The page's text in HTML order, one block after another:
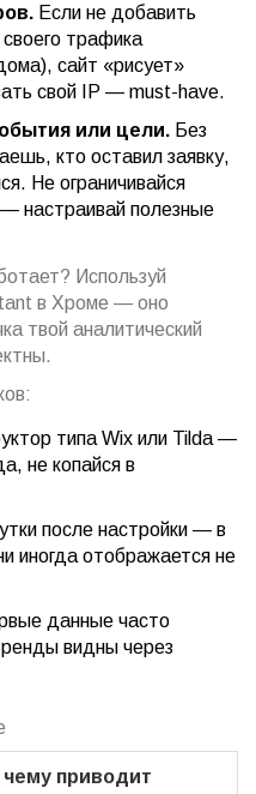
Если не добавить
трафика
сайт «рисует»
свой IP — must-have.
или цели. Без
кто оставил заявку,
Не ограничивайся
настраивай полезные
Используй
в Хроме — оно
твой аналитический
типа Wix или Tilda —
не копайся в
после настройки — в
иногда отображается не
данные часто
видны через
чему приводит